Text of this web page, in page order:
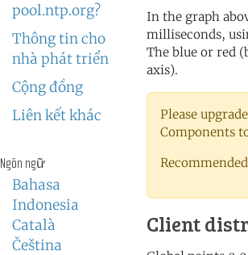
pool.ntp.org?
Thông tin cho
nhà phát triển
Cộng đồng
Liên kết khác
Ngôn ngữ
Bahasa
Indonesia
Català
Čeština
In the graph
milliseconds,
The blue or red
axis).
Please
Components
Client